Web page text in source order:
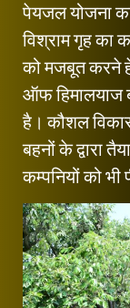
पेयजल योजना का
विश्राम गृह का
को मजबूत करने
ऑफ हिमालयाज
है। कौशल
बहनों के द्वारा
कम्पनियों को भी